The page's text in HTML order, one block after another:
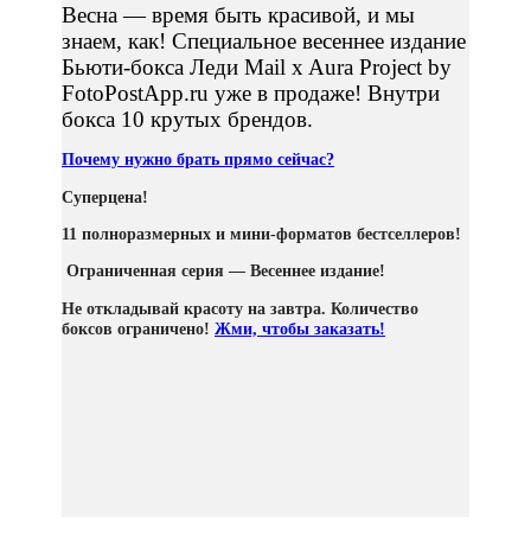
Весна — время быть красивой, и мы
знаем, как! Специальное весеннее издание
Бьюти-бокса Леди Mail x Aura Project by
FotoPostApp.ru уже в продаже! Внутри
бокса 10 крутых брендов.
Почему нужно брать прямо сейчас?
Суперцена!
11 полноразмерных и мини-форматов бестселлеров!
Ограниченная серия — Весеннее издание!
Не откладывай красоту на завтра. Количество
боксов ограничено! Жми, чтобы заказать!